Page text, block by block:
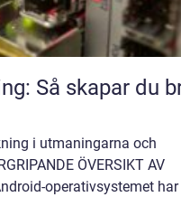
Så skapar du
i utmaningarna och
ÖVERSIKT AV
operativsystemet har